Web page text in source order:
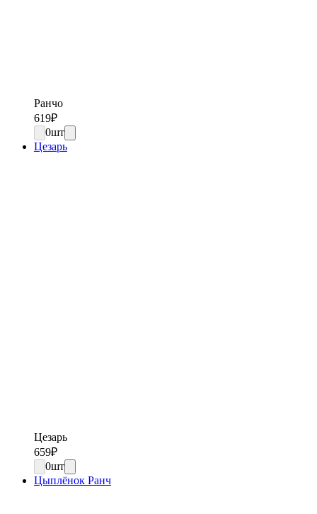
Ранчо
619₽
0шт
Цезарь
Цезарь
659₽
0шт
Цыплёнок Ранч